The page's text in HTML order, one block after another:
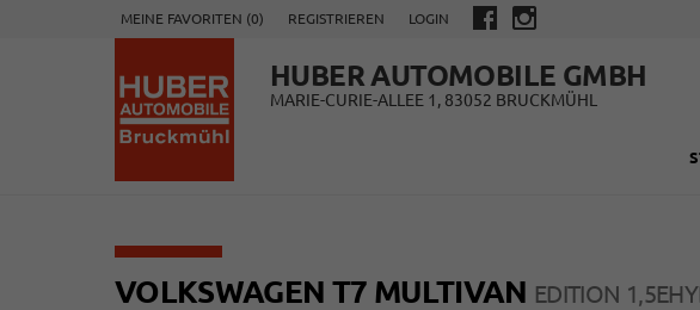
MEINE FAVORITEN (0) REGISTRIEREN LOGIN
HUBER AUTOMOBILE GMBH
MARIE-CURIE-ALLEE 1, 83052 BRUCKMÜHL
VOLKSWAGEN T7 MULTIVAN EDITION